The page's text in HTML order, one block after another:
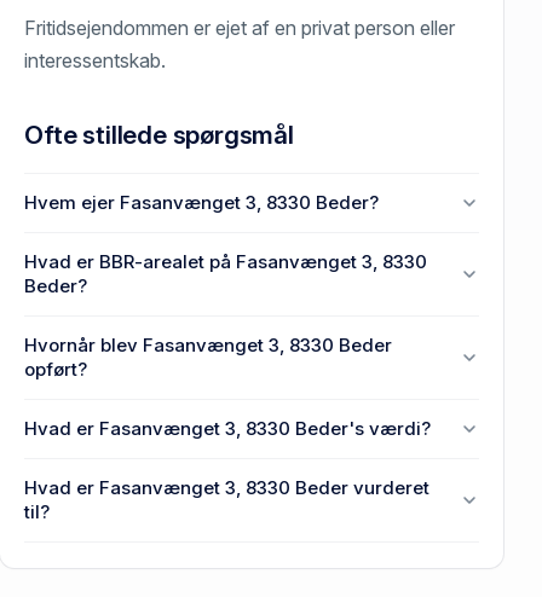
Fritidsejendommen er ejet af en privat person eller
interessentskab.
Ofte stillede spørgsmål
Hvem ejer Fasanvænget 3, 8330 Beder?
En eller flere privat(e) ejer Fasanvænget 3, 8330
Beder.
Hvad er BBR-arealet på Fasanvænget 3, 8330
Beder?
Enhedens BBR-areal er 82 m² på Fasanvænget 3,
8330 Beder.
Hvornår blev Fasanvænget 3, 8330 Beder
opført?
Hvad er Fasanvænget 3, 8330 Beder's værdi?
Beder senest blev handlet i 1992.
Hvad er Fasanvænget 3, 8330 Beder vurderet
til?